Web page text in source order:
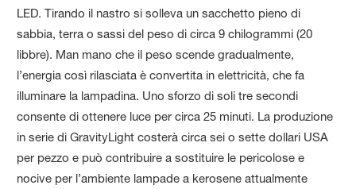
LED. Tirando il nastro si solleva un sacchetto pieno di
sabbia, terra o sassi del peso di circa 9 chilogrammi (20
libbre). Man mano che il peso scende gradualmente,
l’energia così rilasciata è convertita in elettricità, che fa
illuminare la lampadina. Uno sforzo di soli tre secondi
consente di ottenere luce per circa 25 minuti. La produzione
in serie di GravityLight costerà circa sei o sette dollari USA
per pezzo e può contribuire a sostituire le pericolose e
nocive per l’ambiente lampade a kerosene attualmente